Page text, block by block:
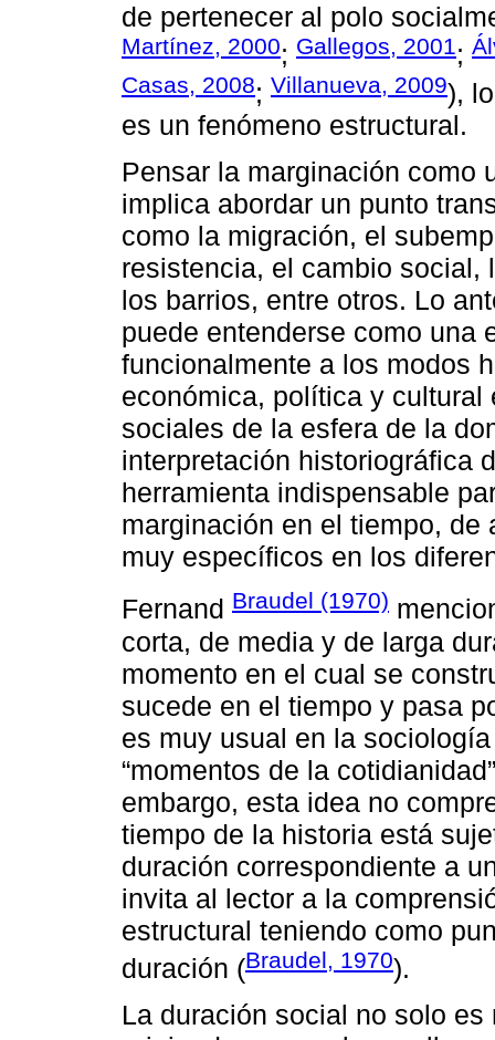
de pertenecer al polo
Martínez, 2000; Gallegos, 2001;
Casas, 2008; Villanueva, 2009),
es un fenómeno estructural.
Pensar la marginación como
implica abordar un punto
como la migración, el
resistencia, el cambio social,
los barrios, entre otros. Lo
puede entenderse como una
funcionalmente a los modos
económica, política y
sociales de la esfera de la
interpretación historiográfica
herramienta indispensable
marginación en el tiempo,
muy específicos en los
Fernand Braudel (1970)
corta, de media y de larga
momento en el cual se
sucede en el tiempo y pasa
es muy usual en la
“momentos de la
embargo, esta idea no
tiempo de la historia está
duración correspondiente a
invita al lector a la
estructural teniendo como
duración (Braudel, 1970).
La duración social no solo